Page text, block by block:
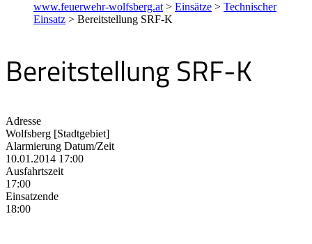
www.feuerwehr-wolfsberg.at > Einsätze > Technischer
Einsatz > Bereitstellung SRF-K
Bereitstellung SRF-K
Adresse
Wolfsberg [Stadtgebiet]
Alarmierung Datum/Zeit
10.01.2014 17:00
Ausfahrtszeit
17:00
Einsatzende
18:00